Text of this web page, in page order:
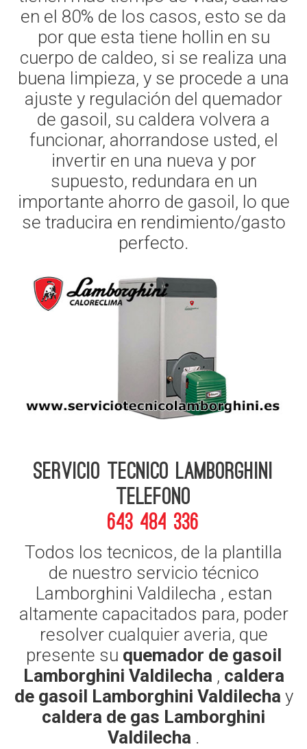
en el 80% de los casos, esto se da
por que esta tiene hollin en su
cuerpo de caldeo, si se realiza una
buena limpieza, y se procede a una
ajuste y regulación del quemador
de gasoil, su caldera volvera a
funcionar, ahorrandose usted, el
invertir en una nueva y por
supuesto, redundara en un
importante ahorro de gasoil, lo que
se traducira en rendimiento/gasto
perfecto.
Servicio Tecnico Lamborghini
telefono
643 484 336
Todos los tecnicos, de la plantilla
de nuestro servicio técnico
Lamborghini Valdilecha , estan
altamente capacitados para, poder
resolver cualquier averia, que
presente su quemador de gasoil
Lamborghini Valdilecha , caldera
de gasoil Lamborghini Valdilecha y
caldera de gas Lamborghini
Valdilecha .